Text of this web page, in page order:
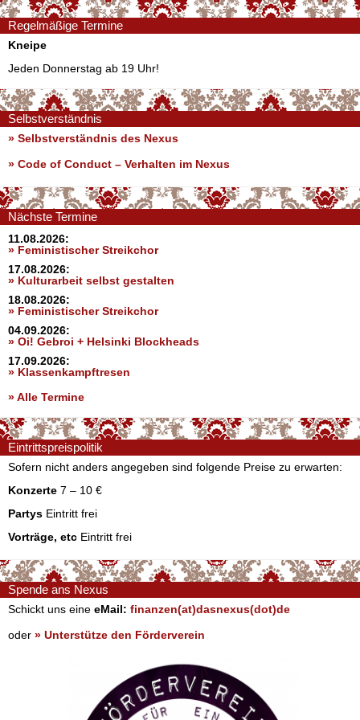
Regelmäßige Termine
Kneipe
Jeden Donnerstag ab 19 Uhr!
Selbstverständnis
» Selbstverständnis des Nexus
» Code of Conduct – Verhalten im Nexus
Nächste Termine
11.08.2026:
» Feministischer Streikchor
17.08.2026:
» Kulturarbeit selbst gestalten
18.08.2026:
» Feministischer Streikchor
04.09.2026:
» Oi! Gebroi + Helsinki Blockheads
17.09.2026:
» Klassenkampftresen
» Alle Termine
Eintrittspreispolitik
Sofern nicht anders angegeben sind folgende Preise zu erwarten:
Konzerte 7 – 10 €
Partys Eintritt frei
Vorträge, etc Eintritt frei
Spende ans Nexus
Schickt uns eine eMail: finanzen(at)dasnexus(dot)de
oder » Unterstütze den Förderverein